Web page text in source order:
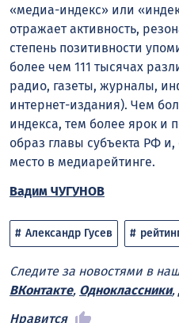
«медиа-индекс» или
отражает активность,
степень позитивности
более чем 111 тысячах
радио, газеты, журналы,
интернет-издания). Чем
индекса, тем более ярок и
образ главы субъекта РФ
место в медиарейтинге.
Вадим ЧУГУНОВ
Александр Гусев
Следите за новостями в
ВКонтакте, Одноклассники,
Нравится